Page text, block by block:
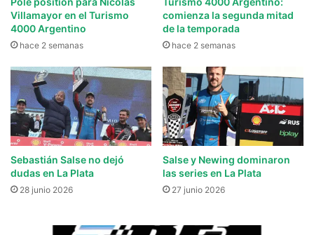
Villamayor en el Turismo
4000 Argentino
hace 2 semanas
comienza la segunda mitad
de la temporada
hace 2 semanas
Sebastián Salse no dejó
dudas en La Plata
28 junio 2026
Salse y Newing dominaron
las series en La Plata
27 junio 2026